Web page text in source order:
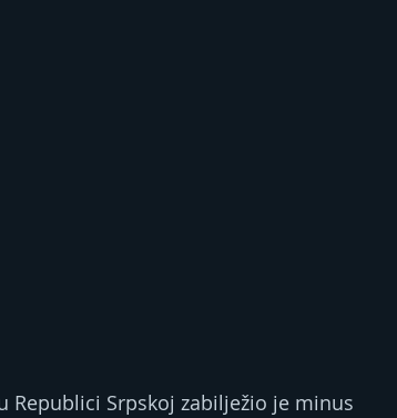
Srpskoj zabilježio je minus